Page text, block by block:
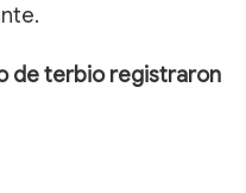
de terbio registraron